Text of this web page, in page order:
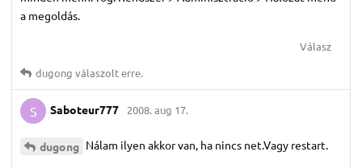
a megoldás.
Válasz
dugong válaszolt erre.
S Saboteur777 2008. aug 17.
dugong Nálam ilyen akkor van, ha nincs net.Vagy restart.